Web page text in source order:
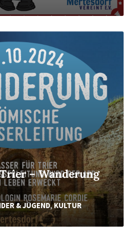
– Wanderung
& JUGEND,KULTUR